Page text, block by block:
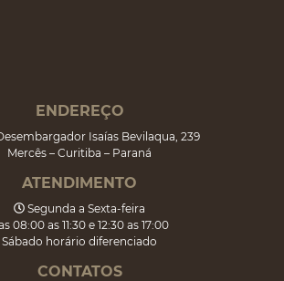
ENDEREÇO
Isaías Bevilaqua, 239
Mercês – Curitiba – Paraná
ATENDIMENTO
Segunda a Sexta-feira
08:00 as 11:30 e 12:30 as 17:00
Sábado horário diferenciado
CONTATOS